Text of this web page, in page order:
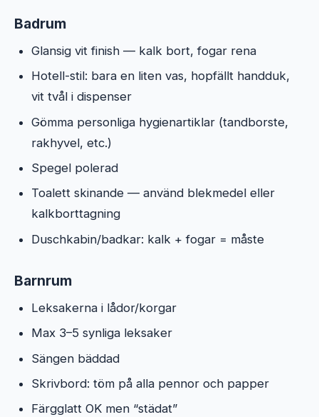
Badrum
Glansig vit finish — kalk bort, fogar rena
Hotell-stil: bara en liten vas, hopfällt handduk,
vit tvål i dispenser
Gömma personliga hygienartiklar (tandborste,
rakhyvel, etc.)
Spegel polerad
Toalett skinande — använd blekmedel eller
kalkborttagning
Duschkabin/badkar: kalk + fogar = måste
Barnrum
Leksakerna i lådor/korgar
Max 3–5 synliga leksaker
Sängen bäddad
Skrivbord: töm på alla pennor och papper
Färgglatt OK men “städat”